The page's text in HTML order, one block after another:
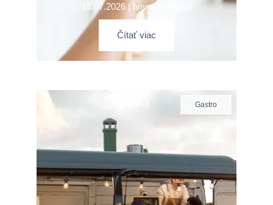
15.07.2026 | Ivana Forišová
Čítať viac
Gastro